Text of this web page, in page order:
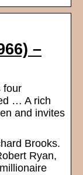
–
four
… A rich
and invites
Brooks.
Ryan,